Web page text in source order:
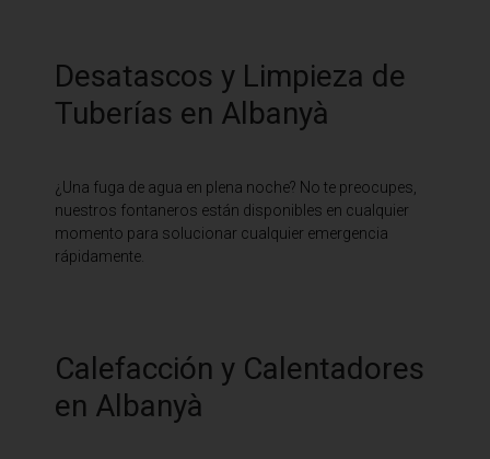
Desatascos y Limpieza de
Tuberías en Albanyà
¿Una fuga de agua en plena noche? No te preocupes,
nuestros fontaneros están disponibles en cualquier
momento para solucionar cualquier emergencia
rápidamente.
Calefacción y Calentadores
en Albanyà